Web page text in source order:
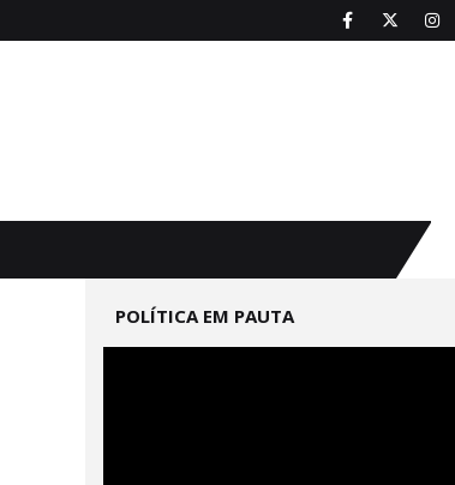
POLÍTICA EM PAUTA